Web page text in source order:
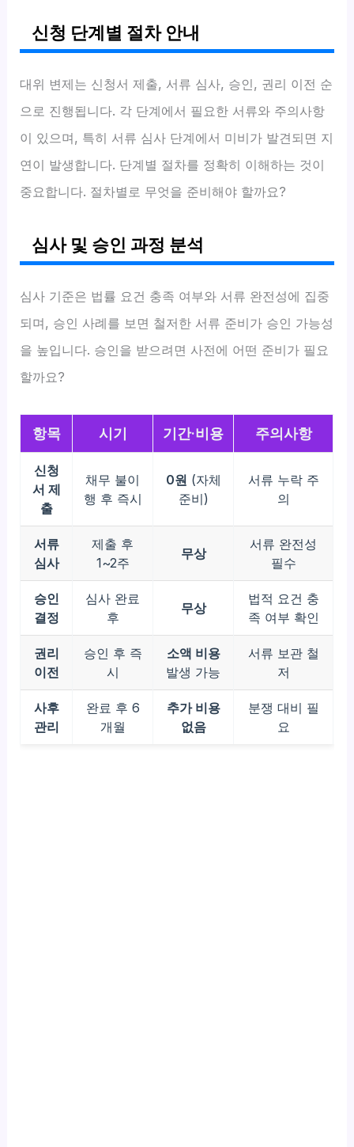
신청 단계별 절차 안내
대위 변제는 신청서 제출, 서류 심사, 승인, 권리 이전 순
으로 진행됩니다. 각 단계에서 필요한 서류와 주의사항
이 있으며, 특히 서류 심사 단계에서 미비가 발견되면 지
연이 발생합니다. 단계별 절차를 정확히 이해하는 것이
중요합니다. 절차별로 무엇을 준비해야 할까요?
심사 및 승인 과정 분석
심사 기준은 법률 요건 충족 여부와 서류 완전성에 집중
되며, 승인 사례를 보면 철저한 서류 준비가 승인 가능성
을 높입니다. 승인을 받으려면 사전에 어떤 준비가 필요
할까요?
항목 시기 기간·비용 주의사항
신청
서 제
출
채무 불이
행 후 즉시
0원 (자체
준비)
서류 누락 주
의
서류
심사
제출 후
1~2주
무상
서류 완전성
필수
승인
결정
심사 완료
후
무상
법적 요건 충
족 여부 확인
권리
이전
승인 후 즉
시
소액 비용
발생 가능
서류 보관 철
저
사후
관리
완료 후 6
개월
추가 비용
없음
분쟁 대비 필
요